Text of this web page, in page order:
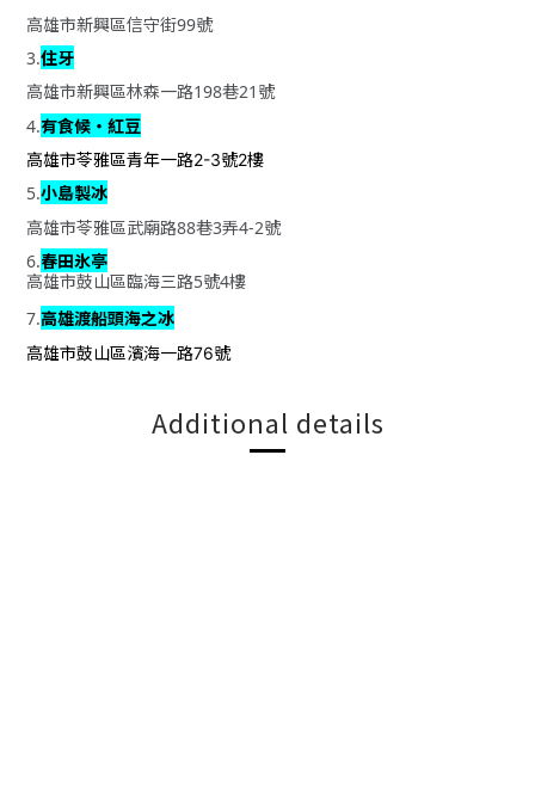
高雄市新興區信守街99號
3.住牙
高雄市新興區林森一路198巷21 號
4.有食候・紅豆
高雄市苓雅區青年一路2-3號2樓
5.小島製冰
高雄市苓雅區武廟路88巷3弄4-2號
6.春田氷亭
高雄市鼓山區臨海三路5號4樓
7.高雄渡船頭海之冰
高雄市鼓山區濱海一路76號
Additional details